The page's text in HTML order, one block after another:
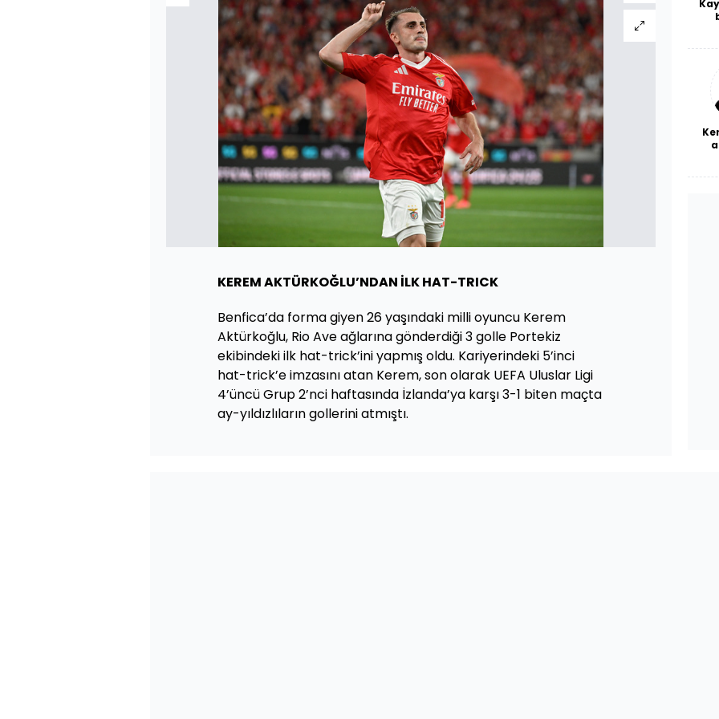
KEREM AKTÜRKOĞLU’NDAN İLK HAT-TRICK
Benfica’da forma giyen 26 yaşındaki milli oyuncu Kerem
Aktürkoğlu, Rio Ave ağlarına gönderdiği 3 golle Portekiz
ekibindeki ilk hat-trick’ini yapmış oldu. Kariyerindeki 5’inci
hat-trick’e imzasını atan Kerem, son olarak UEFA Uluslar Ligi
4’üncü Grup 2’nci haftasında İzlanda’ya karşı 3-1 biten maçta
ay-yıldızlıların gollerini atmıştı.